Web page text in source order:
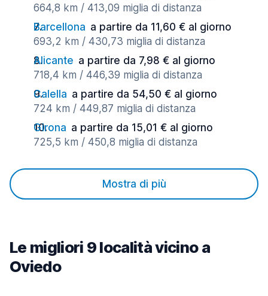
664,8 km / 413,09 miglia di distanza
Barcellona a partire da 11,60 € al giorno
693,2 km / 430,73 miglia di distanza
Alicante a partire da 7,98 € al giorno
718,4 km / 446,39 miglia di distanza
Calella a partire da 54,50 € al giorno
724 km / 449,87 miglia di distanza
Girona a partire da 15,01 € al giorno
725,5 km / 450,8 miglia di distanza
Mostra di più
Le migliori 9 località vicino a
Oviedo